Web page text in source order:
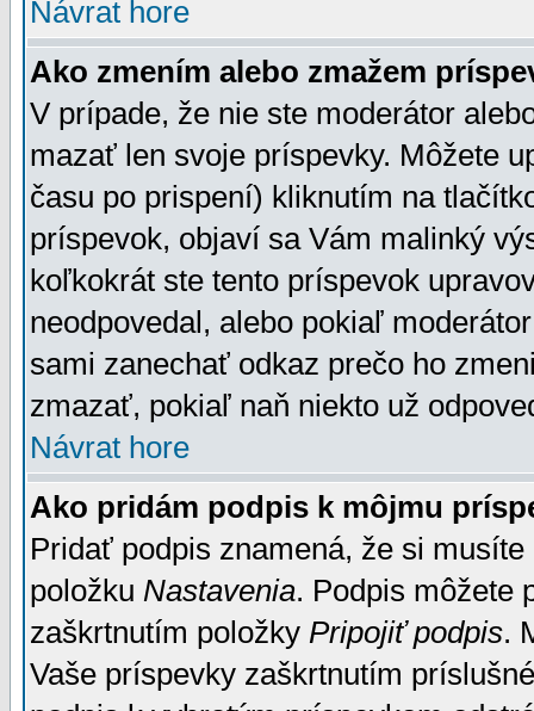
Návrat hore
Ako zmením alebo zmažem
V prípade, že nie ste moderátor
mazať len svoje príspevky. Môžete
času po prispení) kliknutím na
príspevok, objaví sa Vám malinký
koľkokrát ste tento príspevok
neodpovedal, alebo pokiaľ
sami zanechať odkaz prečo ho
zmazať, pokiaľ naň niekto už
Návrat hore
Ako pridám podpis k môjmu
Pridať podpis znamená, že si
položku Nastavenia. Podpis môžete
zaškrtnutím položky Pripojiť podpis.
Vaše príspevky zaškrtnutím